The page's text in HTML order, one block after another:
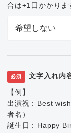
合は+1日かかりま
必須
文字入れ内
【例】
出演祝：Best
者名）
誕生日：Happy